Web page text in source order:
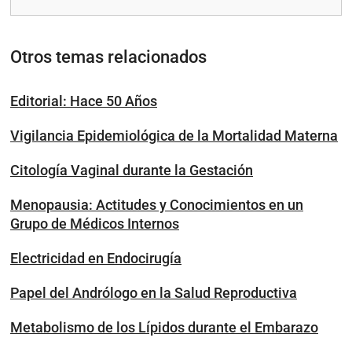
Otros temas relacionados
Editorial: Hace 50 Años
Vigilancia Epidemiológica de la Mortalidad Materna
Citología Vaginal durante la Gestación
Menopausia: Actitudes y Conocimientos en un
Grupo de Médicos Internos
Electricidad en Endocirugía
Papel del Andrólogo en la Salud Reproductiva
Metabolismo de los Lípidos durante el Embarazo